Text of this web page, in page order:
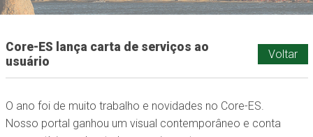
Core-ES lança carta de serviços ao
usuário
Voltar
O ano foi de muito trabalho e novidades no Core-ES.
Nosso portal ganhou um visual contemporâneo e conta